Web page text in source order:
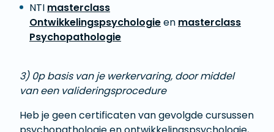
NTI masterclass
Ontwikkelingspsychologieen masterclass
Psychopathologie
3) 0p basis van je werkervaring, door middel
van een valideringsprocedure
Heb je geen certificaten van gevolgde cursussen